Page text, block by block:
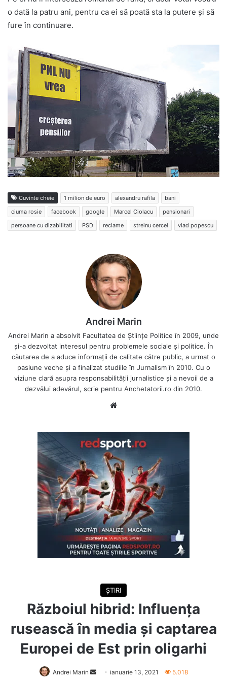
o dată la patru ani, pentru ca ei să poată sta la putere și să
fure în continuare.
Cuvinte cheie 1 milion de euro alexandru rafila
bani
ciuma rosie
facebook google Marcel Ciolacu
pensionari
persoane cu dizabilitati
PSD reclame streinu cercel vlad popescu
Andrei Marin
Andrei Marin a absolvit Facultatea de Științe Politice în 2009, unde
și-a dezvoltat interesul pentru problemele sociale și politice. În
căutarea de a aduce informații de calitate către public, a urmat o
pasiune veche și a finalizat studiile în Jurnalism în 2010. Cu o
viziune clară asupra responsabilității jurnalistice și a nevoii de a
dezvălui adevărul, scrie pentru Anchetatorii.ro din 2010.